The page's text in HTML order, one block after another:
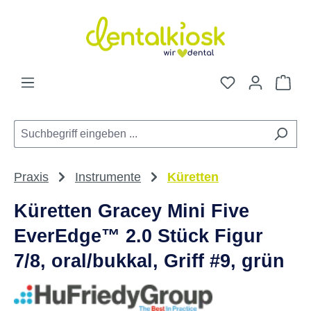
Zum Hauptinhalt springen
Du hast 0
Praxis Instrumente Küretten
Küretten Gracey Mini Five
EverEdge™ 2.0 Stück Figur
7/8, oral/bukkal, Griff #9, grün